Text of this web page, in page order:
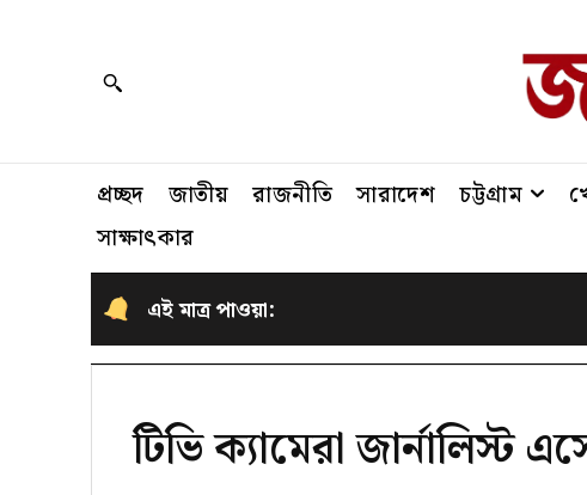
প্রচ্ছদ জাতীয় রাজনীতি সারাদেশ চট্টগ্রাম
সাক্ষাৎকার
এই মাত্র পাওয়া:
টিভি ক্যামেরা জার্নালিস্ট